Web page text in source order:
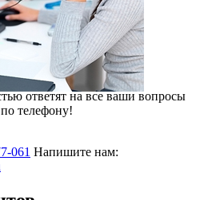
ответят на все ваши вопросы
телефону!
061 Напишите нам: